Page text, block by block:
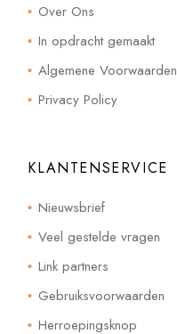
Over Ons
In opdracht gemaakt
Algemene Voorwaarden
Privacy Policy
KLANTENSERVICE
Nieuwsbrief
Veel gestelde vragen
Link partners
Gebruiksvoorwaarden
Herroepingsknop